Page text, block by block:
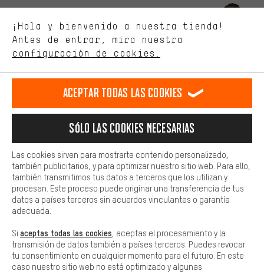
Permítenos asesorarte
Llamada Programada
Nuestra política de privacidad
español
ES english
EN Deutsch
DE français
FR
RESCINDIR EL CONTRATO Comunidad de Aquisgrán Programa de afiliados
Aviso Legal
Plataforma de reportes Reciclaje de baterias
Configuración de las cookies Ajusta el contraste
¡Hola y bienvenido a nuestra tienda!
Antes de entrar, mira nuestra
configuración de cookies.
tienda. Con las cookies de rendimiento, puedes influir en la mejora
de nuestro sitio web y nuestra oferta de la tienda con tu
comportamiento de compra.
Más confort
cookies de comodidad, creamos enlaces a plataformas de redes
sociales. Esto nos permite proporcionarle más contenido e
adicionales que le ayudarán a encontrar los productos adecuados.
preguntas de forma rápida y sencilla.
Básica
Las cookies básicas aseguran que puedas usar nuestro sitio web.
Aceptar todas las cookies
Sólo las cookies necesarias
Las cookies sirven para mostrarte contenido personalizado,
también publicitarios, y para optimizar nuestro sitio web. Para ello,
también transmitimos tus datos a terceros que los utilizan y
procesan. Este proceso puede originar una transferencia de tus
datos a países terceros sin acuerdos vinculantes o garantía
adecuada.
Si aceptas todas las cookies , aceptas el procesamiento y la
transmisión de datos también a países terceros. Puedes revocar
tu consentimiento en cualquier momento para el futuro. En este
caso nuestro sitio web no está optimizado y algunas